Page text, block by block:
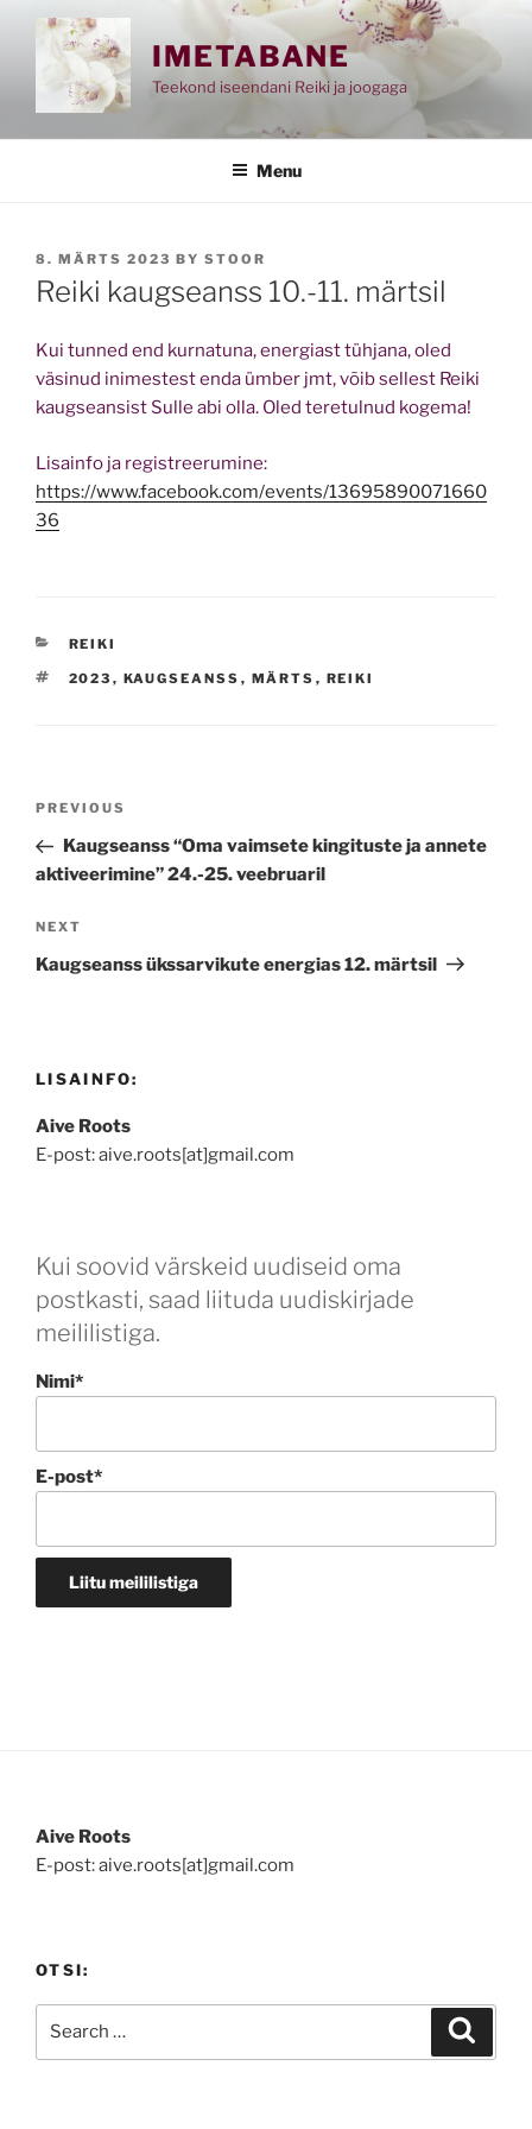
IMETABANE
Teekond iseendani Reiki ja joogaga
Menu
POSTED
ON
8. MÄRTS 2023 BY STOOR
Reiki kaugseanss 10.-11. märtsil
Kui tunned end kurnatuna, energiast tühjana, oled
väsinud inimestest enda ümber jmt, võib sellest Reiki
kaugseansist Sulle abi olla. Oled teretulnud kogema!
Lisainfo ja registreerumine:
https://www.facebook.com/events/13695890071660
36
CATEGORIES
REIKI
TAGS
2023 , KAUGSEANSS , MÄRTS , REIKI
Navigeerimine
Previous
Post
PREVIOUS
Kaugseanss “Oma vaimsete kingituste ja annete
aktiveerimine” 24.-25. veebruaril
Next
Post
NEXT
Kaugseanss ükssarvikute energias 12. märtsil
LISAINFO:
Aive Roots
E-post: aive.roots[at]gmail.com
Kui soovid värskeid uudiseid oma
postkasti, saad liituda uudiskirjade
meililistiga.
Nimi*
E-post*
Aive Roots
E-post: aive.roots[at]gmail.com
OTSI: